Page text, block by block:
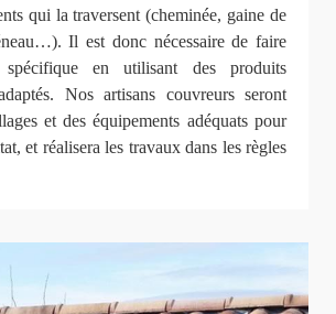
qui la traversent (cheminée, gaine de
Il est donc nécessaire de faire
en utilisant des produits
Nos artisans couvreurs seront
et des équipements adéquats pour
et réalisera les travaux dans les règles